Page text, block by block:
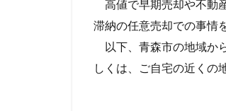
高値で早期売却や不動
滞納の任意売却での事情
以下、青森市の地域か
しくは、ご自宅の近くの